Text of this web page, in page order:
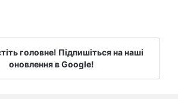
головне! Підпишіться на наші
оновлення в Google!